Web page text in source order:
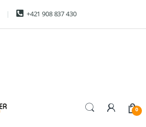
+421 908 837 430
0